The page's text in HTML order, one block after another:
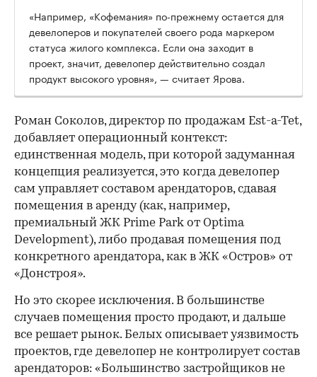
«Например, «Кофемания» по-прежнему остается для
девелоперов и покупателей своего рода маркером
статуса жилого комплекса. Если она заходит в
проект, значит, девелопер действительно создал
продукт высокого уровня», — считает Ярова.
Роман Соколов, директор по продажам Est-a-Tet,
добавляет операционный контекст:
единственная модель, при которой задуманная
концепция реализуется, это когда девелопер
сам управляет составом арендаторов, сдавая
помещения в аренду (как, например,
премиальный ЖК Prime Park от Optima
Development), либо продавая помещения под
конкретного арендатора, как в ЖК «Остров» от
«Донстроя».
Но это скорее исключения. В большинстве
случаев помещения просто продают, и дальше
все решает рынок. Белых описывает уязвимость
проектов, где девелопер не контролирует состав
арендаторов: «Большинство застройщиков не